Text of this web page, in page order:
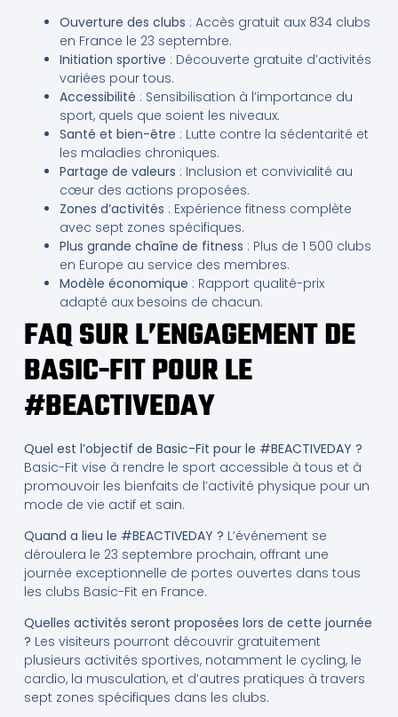
Ouverture des clubs : Accès gratuit aux 834 clubs
en France le 23 septembre.
Initiation sportive : Découverte gratuite d’activités
variées pour tous.
Accessibilité : Sensibilisation à l’importance du
sport, quels que soient les niveaux.
Santé et bien-être : Lutte contre la sédentarité et
les maladies chroniques.
Partage de valeurs : Inclusion et convivialité au
cœur des actions proposées.
Zones d’activités : Expérience fitness complète
avec sept zones spécifiques.
Plus grande chaîne de fitness : Plus de 1 500 clubs
en Europe au service des membres.
Modèle économique : Rapport qualité-prix
adapté aux besoins de chacun.
FAQ SUR L’ENGAGEMENT DE
BASIC-FIT POUR LE
#BEACTIVEDAY
Quel est l’objectif de Basic-Fit pour le #BEACTIVEDAY ?
Basic-Fit vise à rendre le sport accessible à tous et à
promouvoir les bienfaits de l’activité physique pour un
mode de vie actif et sain.
Quand a lieu le #BEACTIVEDAY ? L’événement se
déroulera le 23 septembre prochain, offrant une
journée exceptionnelle de portes ouvertes dans tous
les clubs Basic-Fit en France.
Quelles activités seront proposées lors de cette journée
? Les visiteurs pourront découvrir gratuitement
plusieurs activités sportives, notamment le cycling, le
cardio, la musculation, et d’autres pratiques à travers
sept zones spécifiques dans les clubs.